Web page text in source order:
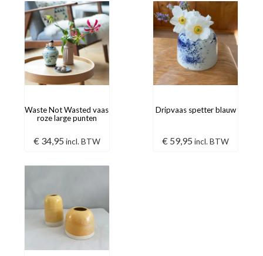
Waste Not Wasted vaas
roze large punten
€34,95 incl. BTW
Dripvaas spetter blauw
€ 59,95 incl. BTW